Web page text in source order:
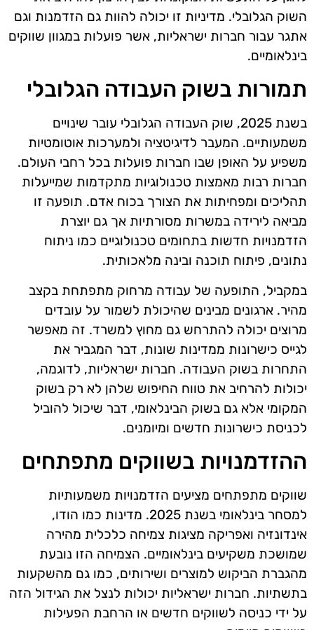
השוק הגלובלי. מדיניות זו יכולה להוות גם הזדמנות וגם
אתגר עבור חברות ישראליות, אשר פועלות במגוון שווקים
בינלאומיים.
תמורות בשוק העבודה הגלובלי
בשנת 2025, שוק העבודה הגלובלי עובר שינויים
משמעותיים. המעבר לדיגיטציה ולמערכות אוטומטיות
משפיע על האופן שבו חברות פועלות בכל רחבי העולם.
חברות רבות מאמצות טכנולוגיות מתקדמות שמייעלות
תהליכים ומפחיתות את הצורך בכוח אדם. תופעה זו
מביאה לירידה במשרות מסורתיות אך גם יוצרת
הזדמנויות חדשות בתחומים טכנולוגיים כמו ניתוח
נתונים, פיתוח תוכנה ובינה מלאכותית.
במקביל, התופעה של עבודה מרחוק מתפתחת בקצב
מהיר. ארגונים מבינים שהיכולת לשמור על עובדים
מרוצים יכולה להתרחש גם מחוץ למשרד. זה מאפשר
לגייס כישרונות ממדינות שונות, דבר המגביר את
התחרות בשוק העבודה. חברות ישראליות, לדוגמה,
יכולות להרחיב את טווח החיפוש שלהן לא רק בשוק
המקומי אלא גם בשוק הבינלאומי, דבר שיכול להוביל
לכניסת כישרונות חדשים ומיומנים.
ההזדמנויות בשווקים מתפתחים
שווקים מתפתחים מציעים הזדמנויות משמעותיות
למסחר בינלאומי בשנת 2025. מדינות כמו הודו,
אינדונזיה ואפריקה מציגות צמיחה כלכלית מהירה
שמושכת משקיעים בינלאומיים. הצמיחה הזו נובעת
מהגברת הביקוש למוצרים ושירותים, כמו גם מהשקעות
בתשתיות. חברות ישראליות יכולות לנצל את הגידול הזה
על ידי כניסה לשווקים חדשים או הרחבת הפעילות